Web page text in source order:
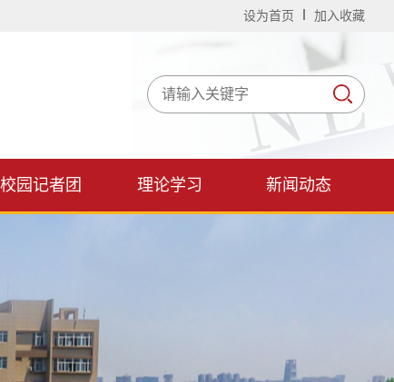
设为首页 加入收藏
校园记者团 理论学习 新闻动态